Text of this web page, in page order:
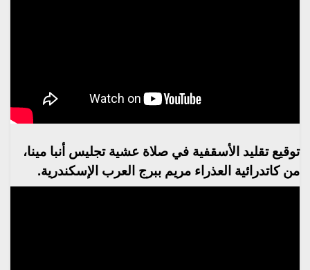
توقيع تقليد الأسقفية في صلاة عشية تجليس أنبا مينا،
من كاتدرائية العذراء مريم ببرج العرب الإسكندرية.